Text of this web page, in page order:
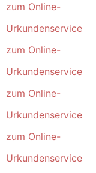
zum Online-
Urkundenservice
zum Online-
Urkundenservice
zum Online-
Urkundenservice
zum Online-
Urkundenservice